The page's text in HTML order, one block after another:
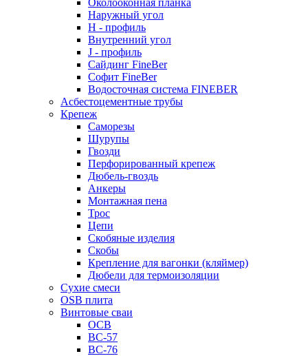
Околооконная планка
Наружный угол
H - профиль
Внутренний угол
J - профиль
Сайдинг FineBer
Софит FineBer
Водосточная система FINEBER
Асбестоцементные трубы
Крепеж
Саморезы
Шурупы
Гвозди
Перфорированный крепеж
Дюбель-гвоздь
Анкеры
Монтажная пена
Трос
Цепи
Скобяные изделия
Скобы
Крепление для вагонки (кляймер)
Дюбели для термоизоляции
Сухие смеси
OSB плита
Винтовые сваи
ОСВ
ВС-57
ВС-76